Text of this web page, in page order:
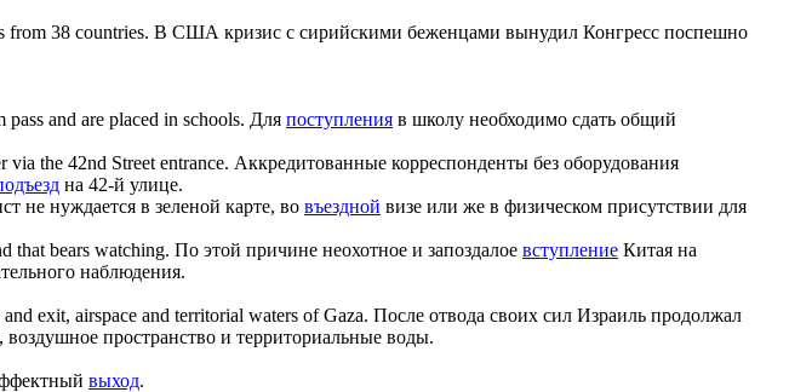
from 38 countries. В США кризис с сирийскими беженцами вынудил Конгресс поспешно
and are placed in schools. Для поступления в школу необходимо сдать общий
via the 42nd Street entrance. Аккредитованные корреспонденты без оборудования
на 42-й улице.
не нуждается в зеленой карте, во въездной визе или же в физическом присутствии для
that bears watching. По этой причине неохотное и запоздалое вступление Китая на
наблюдения.
and exit, airspace and territorial waters of Gaza. После отвода своих сил Израиль продолжал
воздушное пространство и территориальные воды.
выход.